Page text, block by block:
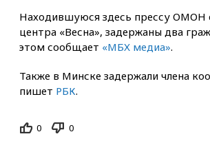
Находившуюся здесь прессу ОМОН
центра «Весна», задержаны два
этом сообщает «МБХ медиа».
Также в Минске задержали члена
пишет РБК.
0 0